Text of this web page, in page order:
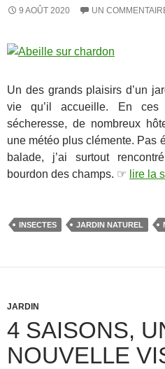
9 AOÛT 2020 UN
Un des grands plaisirs d’un
vie qu’il accueille. En
sécheresse, de nombreux
une météo plus clémente. Pas
balade, j’ai surtout
bourdon des champs. ☞ lire la
INSECTES JARDIN NATUREL
JARDIN
4 SAISONS,
NOUVELLE